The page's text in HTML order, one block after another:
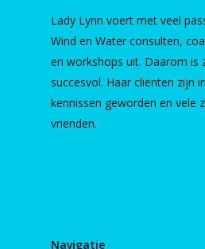
Lady Lynn voert met veel
Wind en Water consulten,
en workshops uit. Daarom is
succesvol. Haar cliënten zijn
kennissen geworden en vele
vrienden.
Navigatie